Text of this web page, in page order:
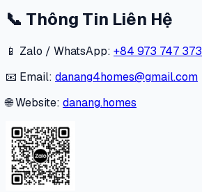
📞 Thông Tin Liên Hệ
📱 Zalo / WhatsApp: +84 973 747 373
📧 Email: danang4homes@gmail.com
🌐 Website: danang.homes